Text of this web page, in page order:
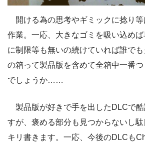
開ける為の思考やギミックに捻り等
作業。一応、大きなゴミを吸い込め
に制限等も無いの続けていれば誰で
の箱って製品版を含めて全箱中一番
でしょうか……
製品版が好きで手を出したDLCで
すが、褒める部分も見つからないし
キリ書きます。一応、今後のDLCも